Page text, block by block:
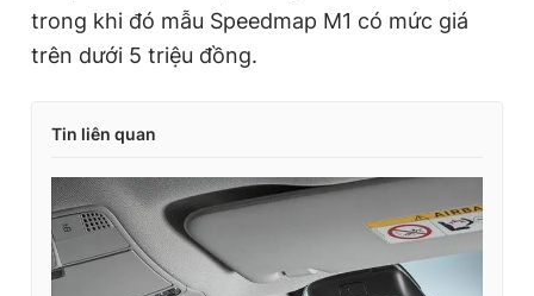
trong khi đó mẫu Speedmap M1 có mức giá
trên dưới 5 triệu đồng.
Tin liên quan